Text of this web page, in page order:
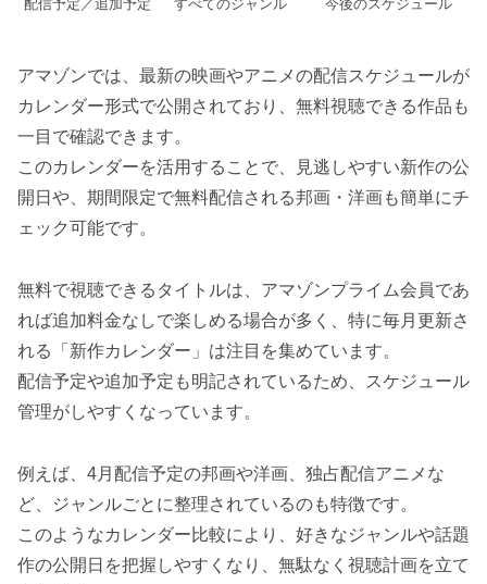
配信予定／追加予定 すべてのジャンル 今後のスケジュール
アマゾンでは、最新の映画やアニメの配信スケジュールが
カレンダー形式で公開されており、無料視聴できる作品も
一目で確認できます。
このカレンダーを活用することで、見逃しやすい新作の公
開日や、期間限定で無料配信される邦画・洋画も簡単にチ
ェック可能です。
無料で視聴できるタイトルは、アマゾンプライム会員であ
れば追加料金なしで楽しめる場合が多く、特に毎月更新さ
れる「新作カレンダー」は注目を集めています。
配信予定や追加予定も明記されているため、スケジュール
管理がしやすくなっています。
例えば、4月配信予定の邦画や洋画、独占配信アニメな
ど、ジャンルごとに整理されているのも特徴です。
このようなカレンダー比較により、好きなジャンルや話題
作の公開日を把握しやすくなり、無駄なく視聴計画を立て